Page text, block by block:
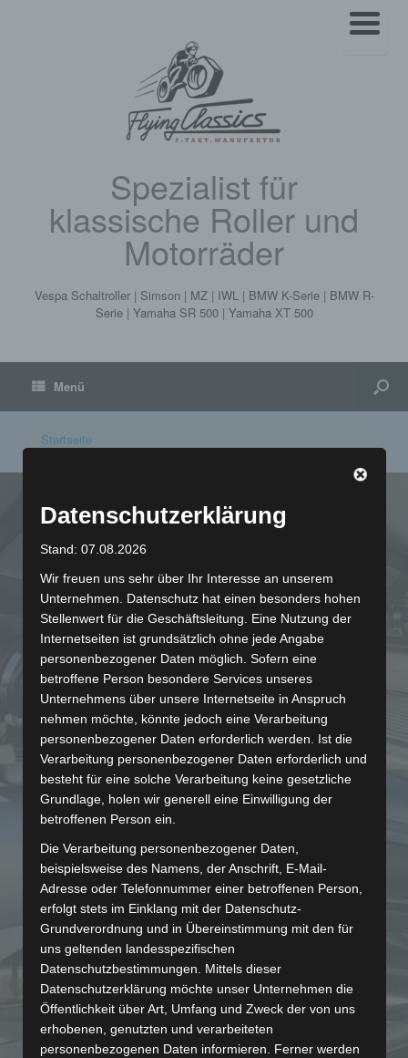
Spezialist für
klassische Roller und
Motorräder
Vespa Schaltroller | Simson | MZ | IWL | BMW K-Serie | BMW R-
Serie | Yamaha SR 500 | Yamaha XT 500
Menü
Startseite
Reparatur
klassischer BMW
und Yamaha
Motorräder
Motor – Getriebe –
Hinterachse – ABS –
Reifenservice
Datenschutzerklärung
Stand: 07.08.2026
Wir freuen uns sehr über Ihr Interesse an unserem
Unternehmen. Datenschutz hat einen besonders hohen
Stellenwert für die Geschäftsleitung. Eine Nutzung der
Internetseiten ist grundsätzlich ohne jede Angabe
personenbezogener Daten möglich. Sofern eine
betroffene Person besondere Services unseres
Unternehmens über unsere Internetseite in Anspruch
nehmen möchte, könnte jedoch eine Verarbeitung
personenbezogener Daten erforderlich werden. Ist die
Verarbeitung personenbezogener Daten erforderlich und
besteht für eine solche Verarbeitung keine gesetzliche
Grundlage, holen wir generell eine Einwilligung der
betroffenen Person ein.
Die Verarbeitung personenbezogener Daten,
beispielsweise des Namens, der Anschrift, E-Mail-
Adresse oder Telefonnummer einer betroffenen Person,
erfolgt stets im Einklang mit der Datenschutz-
Grundverordnung und in Übereinstimmung mit den für
uns geltenden landesspezifischen
Datenschutzbestimmungen. Mittels dieser
Datenschutzerklärung möchte unser Unternehmen die
Öffentlichkeit über Art, Umfang und Zweck der von uns
erhobenen, genutzten und verarbeiteten
personenbezogenen Daten informieren. Ferner werden